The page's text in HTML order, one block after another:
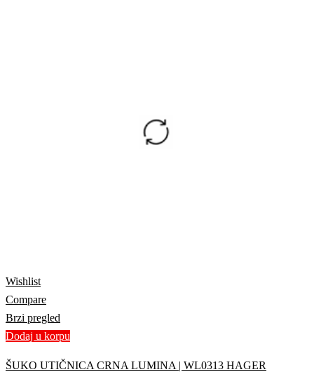
Wishlist
Compare
Brzi pregled
Dodaj u korpu
ŠUKO UTIČNICA CRNA LUMINA | WL0313 HAGER